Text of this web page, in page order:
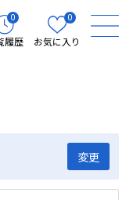
0
履歴
0
お気に入り
変更